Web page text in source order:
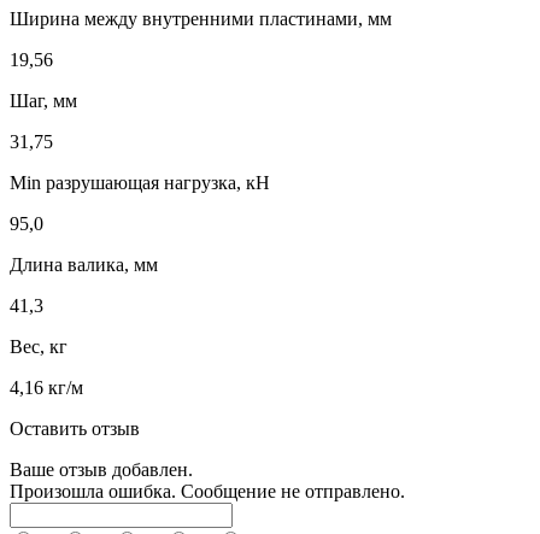
Ширина между внутренними пластинами, мм
19,56
Шаг, мм
31,75
Min разрушающая нагрузка, кН
95,0
Длина валика, мм
41,3
Вес, кг
4,16 кг/м
Оставить отзыв
Ваше отзыв добавлен.
Произошла ошибка. Сообщение не отправлено.